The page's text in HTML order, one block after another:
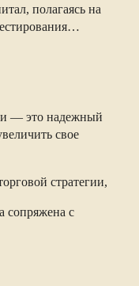
полагаясь на
— это надежный
свое
стратегии,
сопряжена с